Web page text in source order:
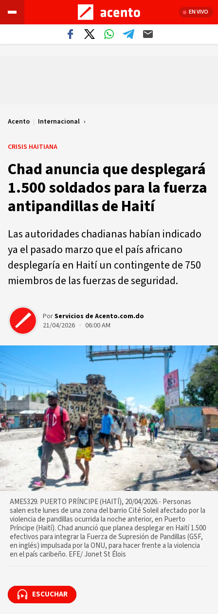
EN VIVO
Acento | Internacional
CRISIS HAITIANA
Chad anuncia que desplegará
1.500 soldados para la fuerza
antipandillas de Haití
Las autoridades chadianas habían indicado
ya el pasado marzo que el país africano
desplegaría en Haití un contingente de 750
miembros de las fuerzas de seguridad.
PorServicios de Acento.com.do
21/04/2026 · 06:00 AM
AME5329. PUERTO PRÍNCIPE (HAITÍ), 20/04/2026.- Personas
salen este lunes de una zona del barrio Cité Soleil afectado por la
violencia de pandillas ocurrida la noche anterior, en Puerto
Príncipe (Haití). Chad anunció que planea desplegar en Haití 1.500
efectivos para integrar la Fuerza de Supresión de Pandillas (GSF,
en inglés) impulsada por la ONU, para hacer frente a la violencia
en el país caribeño. EFE/ Jonet St Élois
ESCUCHAR
ESCUCHAR